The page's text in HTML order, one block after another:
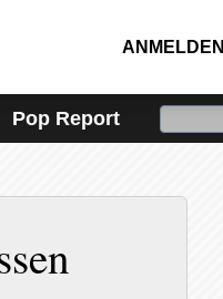
ANMELDEN
Pop Report